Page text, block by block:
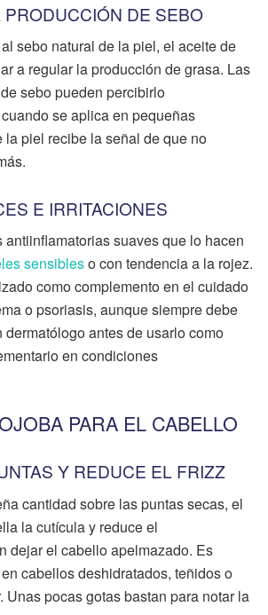
DE SEBO
sebo natural de la piel, el aceite de
a regular la producción de grasa. Las
sebo pueden percibirlo
se aplica en pequeñas
la piel recibe la señal de que no
E IRRITACIONES
suaves que lo hacen
sensibleso con tendencia a la rojez.
como complemento en el cuidado
o psoriasis, aunque siempre debe
antes de usarlo como
en condiciones
PARA EL CABELLO
Y REDUCE EL FRIZZ
cantidad sobre las puntas secas, el
la cutícula y reduce el
dejar el cabello apelmazado. Es
cabellos deshidratados, teñidos o
Unas pocas gotas bastan para notar la